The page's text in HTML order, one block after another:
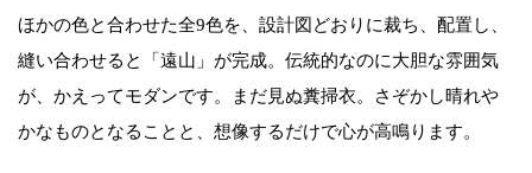
ほかの色と合わせた全9色を、設計図どおりに裁ち、配置し、
縫い合わせると「遠山」が完成。伝統的なのに大胆な雰囲気
が、かえってモダンです。まだ見ぬ糞掃衣。さぞかし晴れや
かなものとなることと、想像するだけで心が高鳴ります。